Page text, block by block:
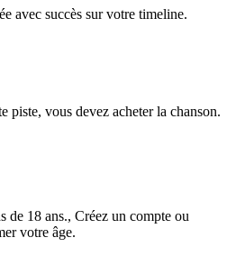
avec succès sur votre timeline.
piste, vous devez acheter la chanson.
de 18 ans., Créez un compte ou
votre âge.